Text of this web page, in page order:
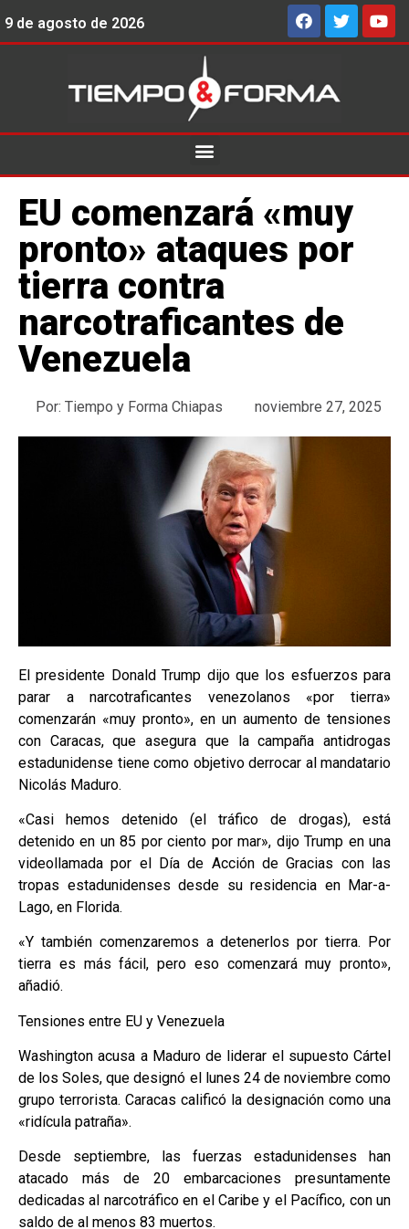
9 de agosto de 2026
EU comenzará «muy
pronto» ataques por
tierra contra
narcotraficantes de
Venezuela
Por: Tiempo y Forma Chiapas noviembre 27, 2025
El presidente Donald Trump dijo que los esfuerzos para
parar a narcotraficantes venezolanos «por tierra»
comenzarán «muy pronto», en un aumento de tensiones
con Caracas, que asegura que la campaña antidrogas
estadunidense tiene como objetivo derrocar al mandatario
Nicolás Maduro.
«Casi hemos detenido (el tráfico de drogas), está
detenido en un 85 por ciento por mar», dijo Trump en una
videollamada por el Día de Acción de Gracias con las
tropas estadunidenses desde su residencia en Mar-a-
Lago, en Florida.
«Y también comenzaremos a detenerlos por tierra. Por
tierra es más fácil, pero eso comenzará muy pronto»,
añadió.
Tensiones entre EU y Venezuela
​Washington acusa a Maduro de liderar el supuesto Cártel
de los Soles, que designó el lunes 24 de noviembre como
grupo terrorista. Caracas calificó la designación como una
«ridícula patraña».
Desde septiembre, las fuerzas estadunidenses han
atacado más de 20 embarcaciones presuntamente
dedicadas al narcotráfico en el Caribe y el Pacífico, con un
saldo de al menos 83 muertos.